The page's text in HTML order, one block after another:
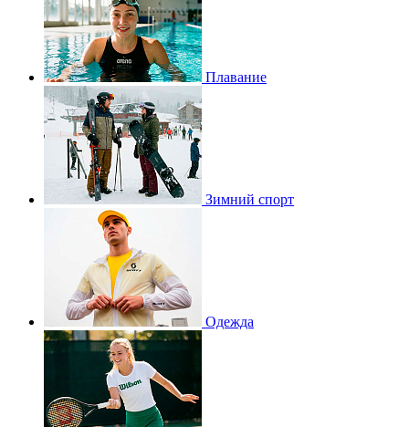
Плавание
Зимний спорт
Одежда